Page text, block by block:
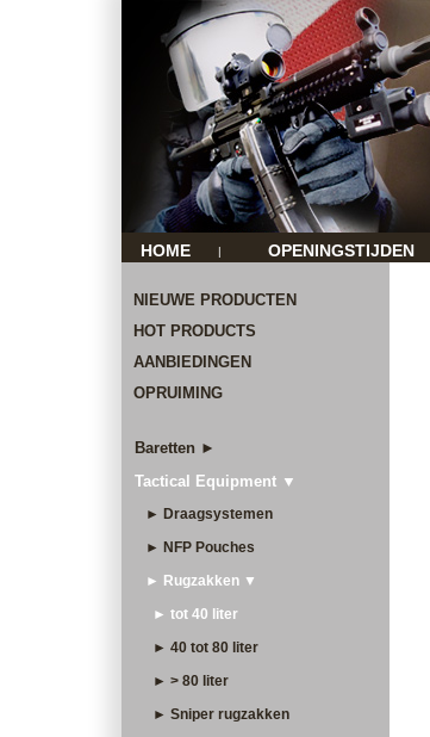
HOME | OPENINGSTIJDEN
NIEUWE PRODUCTEN
HOT PRODUCTS
AANBIEDINGEN
OPRUIMING
Baretten ►
Tactical Equipment ▼
► Draagsystemen
► NFP Pouches
► Rugzakken ▼
► tot 40 liter
► 40 tot 80 liter
► > 80 liter
► Sniper rugzakken